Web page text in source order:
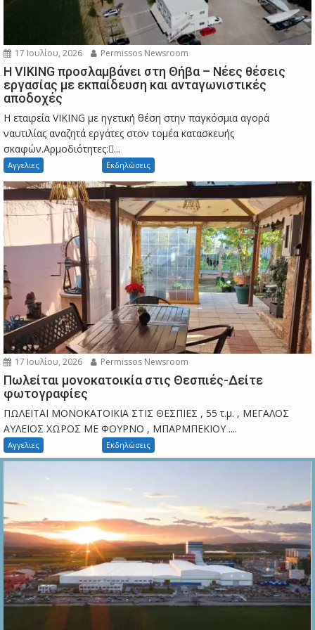
17 Ιουλίου, 2026 Permissos Newsroom
Η VIKING προσλαμβάνει στη Θήβα – Νέες θέσεις
εργασίας με εκπαίδευση και ανταγωνιστικές
αποδοχές
Η εταιρεία VIKING με ηγετική θέση στην παγκόσμια αγορά
ναυτιλίας αναζητά εργάτες στον τομέα κατασκευής
σκαφών.Αρμοδιότητες:...
Αγγελιες Εκδηλώσεις
17 Ιουλίου, 2026 Permissos Newsroom
Πωλείται μονοκατοικία στις Θεσπιές-Δείτε
φωτογραφίες
ΠΩΛΕΙΤΑΙ ΜΟΝΟΚΑΤΟΙΚΙΑ ΣΤΙΣ ΘΕΣΠΙΕΣ , 55 τ.μ. , ΜΕΓΑΛΟΣ
ΑΥΛΕΙΟΣ ΧΩΡΟΣ ΜΕ ΦΟΥΡΝΟ , ΜΠΑΡΜΠΕΚΙΟΥ ....
Αγγελιες Εκδηλώσεις